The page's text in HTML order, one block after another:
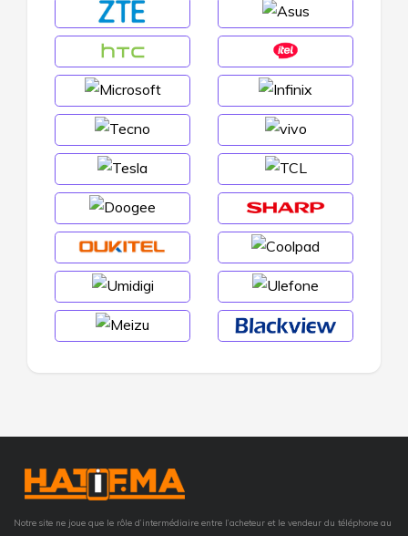
Notre site ne joue que le rôle d’intermédiaire entre l’acheteur et le vendeur du téléphone au